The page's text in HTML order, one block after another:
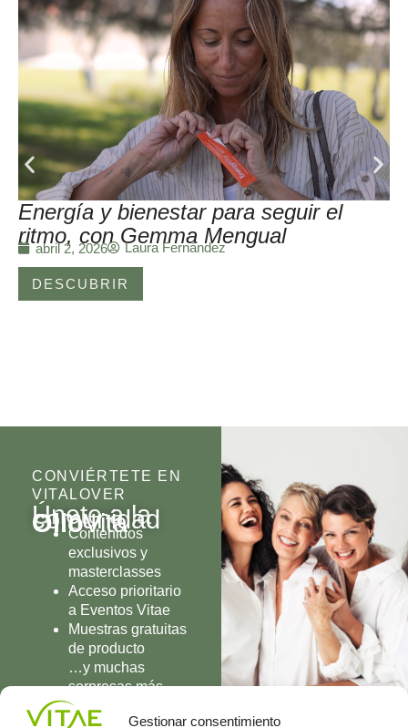
Gestionar consentimiento
Energía y bienestar para seguir el
ritmo, con Gemma Mengual
abril 2, 2026 Laura Fernández
DESCUBRIR
CONVIÉRTETE EN
VITALOVER
Únete a la
comunidad
OlioVita
Contenidos
exclusivos y
masterclasses
Acceso prioritario
a Eventos Vitae
Muestras gratuitas
de producto
…y muchas
sorpresas más
UNIRME